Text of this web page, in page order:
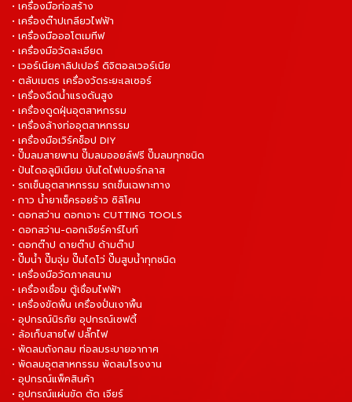
• เครื่องมือก่อสร้าง
• เครื่องต๊าปเกลียวไฟฟ้า
• เครื่องมือออโตเมทีฟ
• เครื่องมือวัดละเอียด
• เวอร์เนียคาลิปเปอร์ ดิจิตอลเวอร์เนีย
• ตลับเมตร เครื่องวัดระยะเลเซอร์
• เครื่องฉีดน้ำแรงดันสูง
• เครื่องดูดฝุ่นอุตสาหกรรม
• เครื่องล้างท่ออุตสาหกรรม
• เครื่องมือเวิร์คช็อป DIY
• ปั๊มลมสายพาน ปั๊มลมออยล์ฟรี ปั๊มลมทุกชนิด
• ปันไดอลูมิเนียม บันไดไฟเบอร์กลาส
• รถเข็นอุตสาหกรรม รถเข็นเฉพาะทาง
• กาว น้ำยาเช็ครอยร้าว ซิลิโคน
• ดอกสว่าน ดอกเจาะ CUTTING TOOLS
• ดอกสว่าน-ดอกเจียร์คาร์ไบท์
• ดอกต๊าป ดายต๊าป ด้ามต๊าป
• ปั๊มน้ำ ปั๊มจุ่ม ปั๊มไดโว่ ปั๊มสูบน้ำทุกชนิด
• เครื่องมือวัดภาคสนาม
• เครื่องเชื่อม ตู้เชื่อมไฟฟ้า
• เครื่องขัดพื้น เครื่องปั่นเงาพื้น
• อุปกรณ์นิรภัย อุปกรณ์เซฟตี้
• ล้อเก็บสายไฟ ปลั๊กไฟ
• พัดลมถังกลม ท่อลมระบายอากาศ
• พัดลมอุตสาหกรรม พัดลมโรงงาน
• อุปกรณ์แพ็คสินค้า
• อุปกรณ์แผ่นขัด ตัด เจียร์